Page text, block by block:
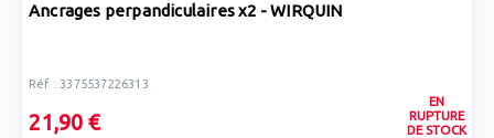
Ancrages perpandiculaires x2 - WIRQUIN
Réf : 3375537226313
21,90 €
EN
RUPTURE
DE STOCK